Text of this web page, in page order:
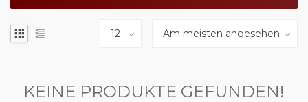
KEINE PRODUKTE GEFUNDEN!